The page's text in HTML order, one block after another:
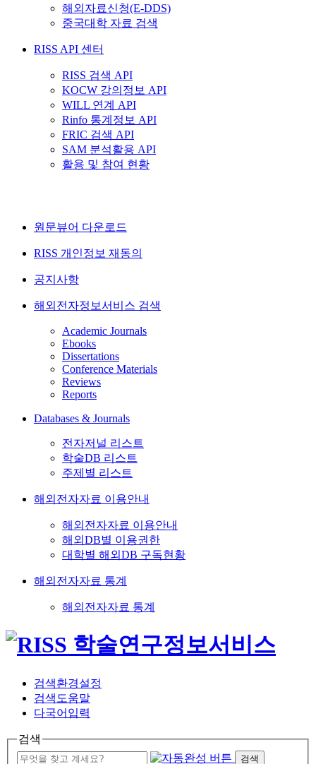
해외자료신청(E-DDS)
중국대학 자료 검색
RISS API 센터
RISS 검색 API
KOCW 강의정보 API
WILL 연계 API
Rinfo 통계정보 API
FRIC 검색 API
SAM 분석활용 API
활용 및 참여 현황
원문뷰어 다운로드
RISS 개인정보 재동의
공지사항
해외전자정보서비스 검색
Academic Journals
Ebooks
Dissertations
Conference Materials
Reviews
Reports
Databases & Journals
전자저널 리스트
학술DB 리스트
주제별 리스트
해외전자자료 이용안내
해외전자자료 이용안내
해외DB별 이용권한
대학별 해외DB 구독현황
해외전자자료 통계
해외전자자료 통계
검색환경설정
검색도움말
다국어입력
검색
검색